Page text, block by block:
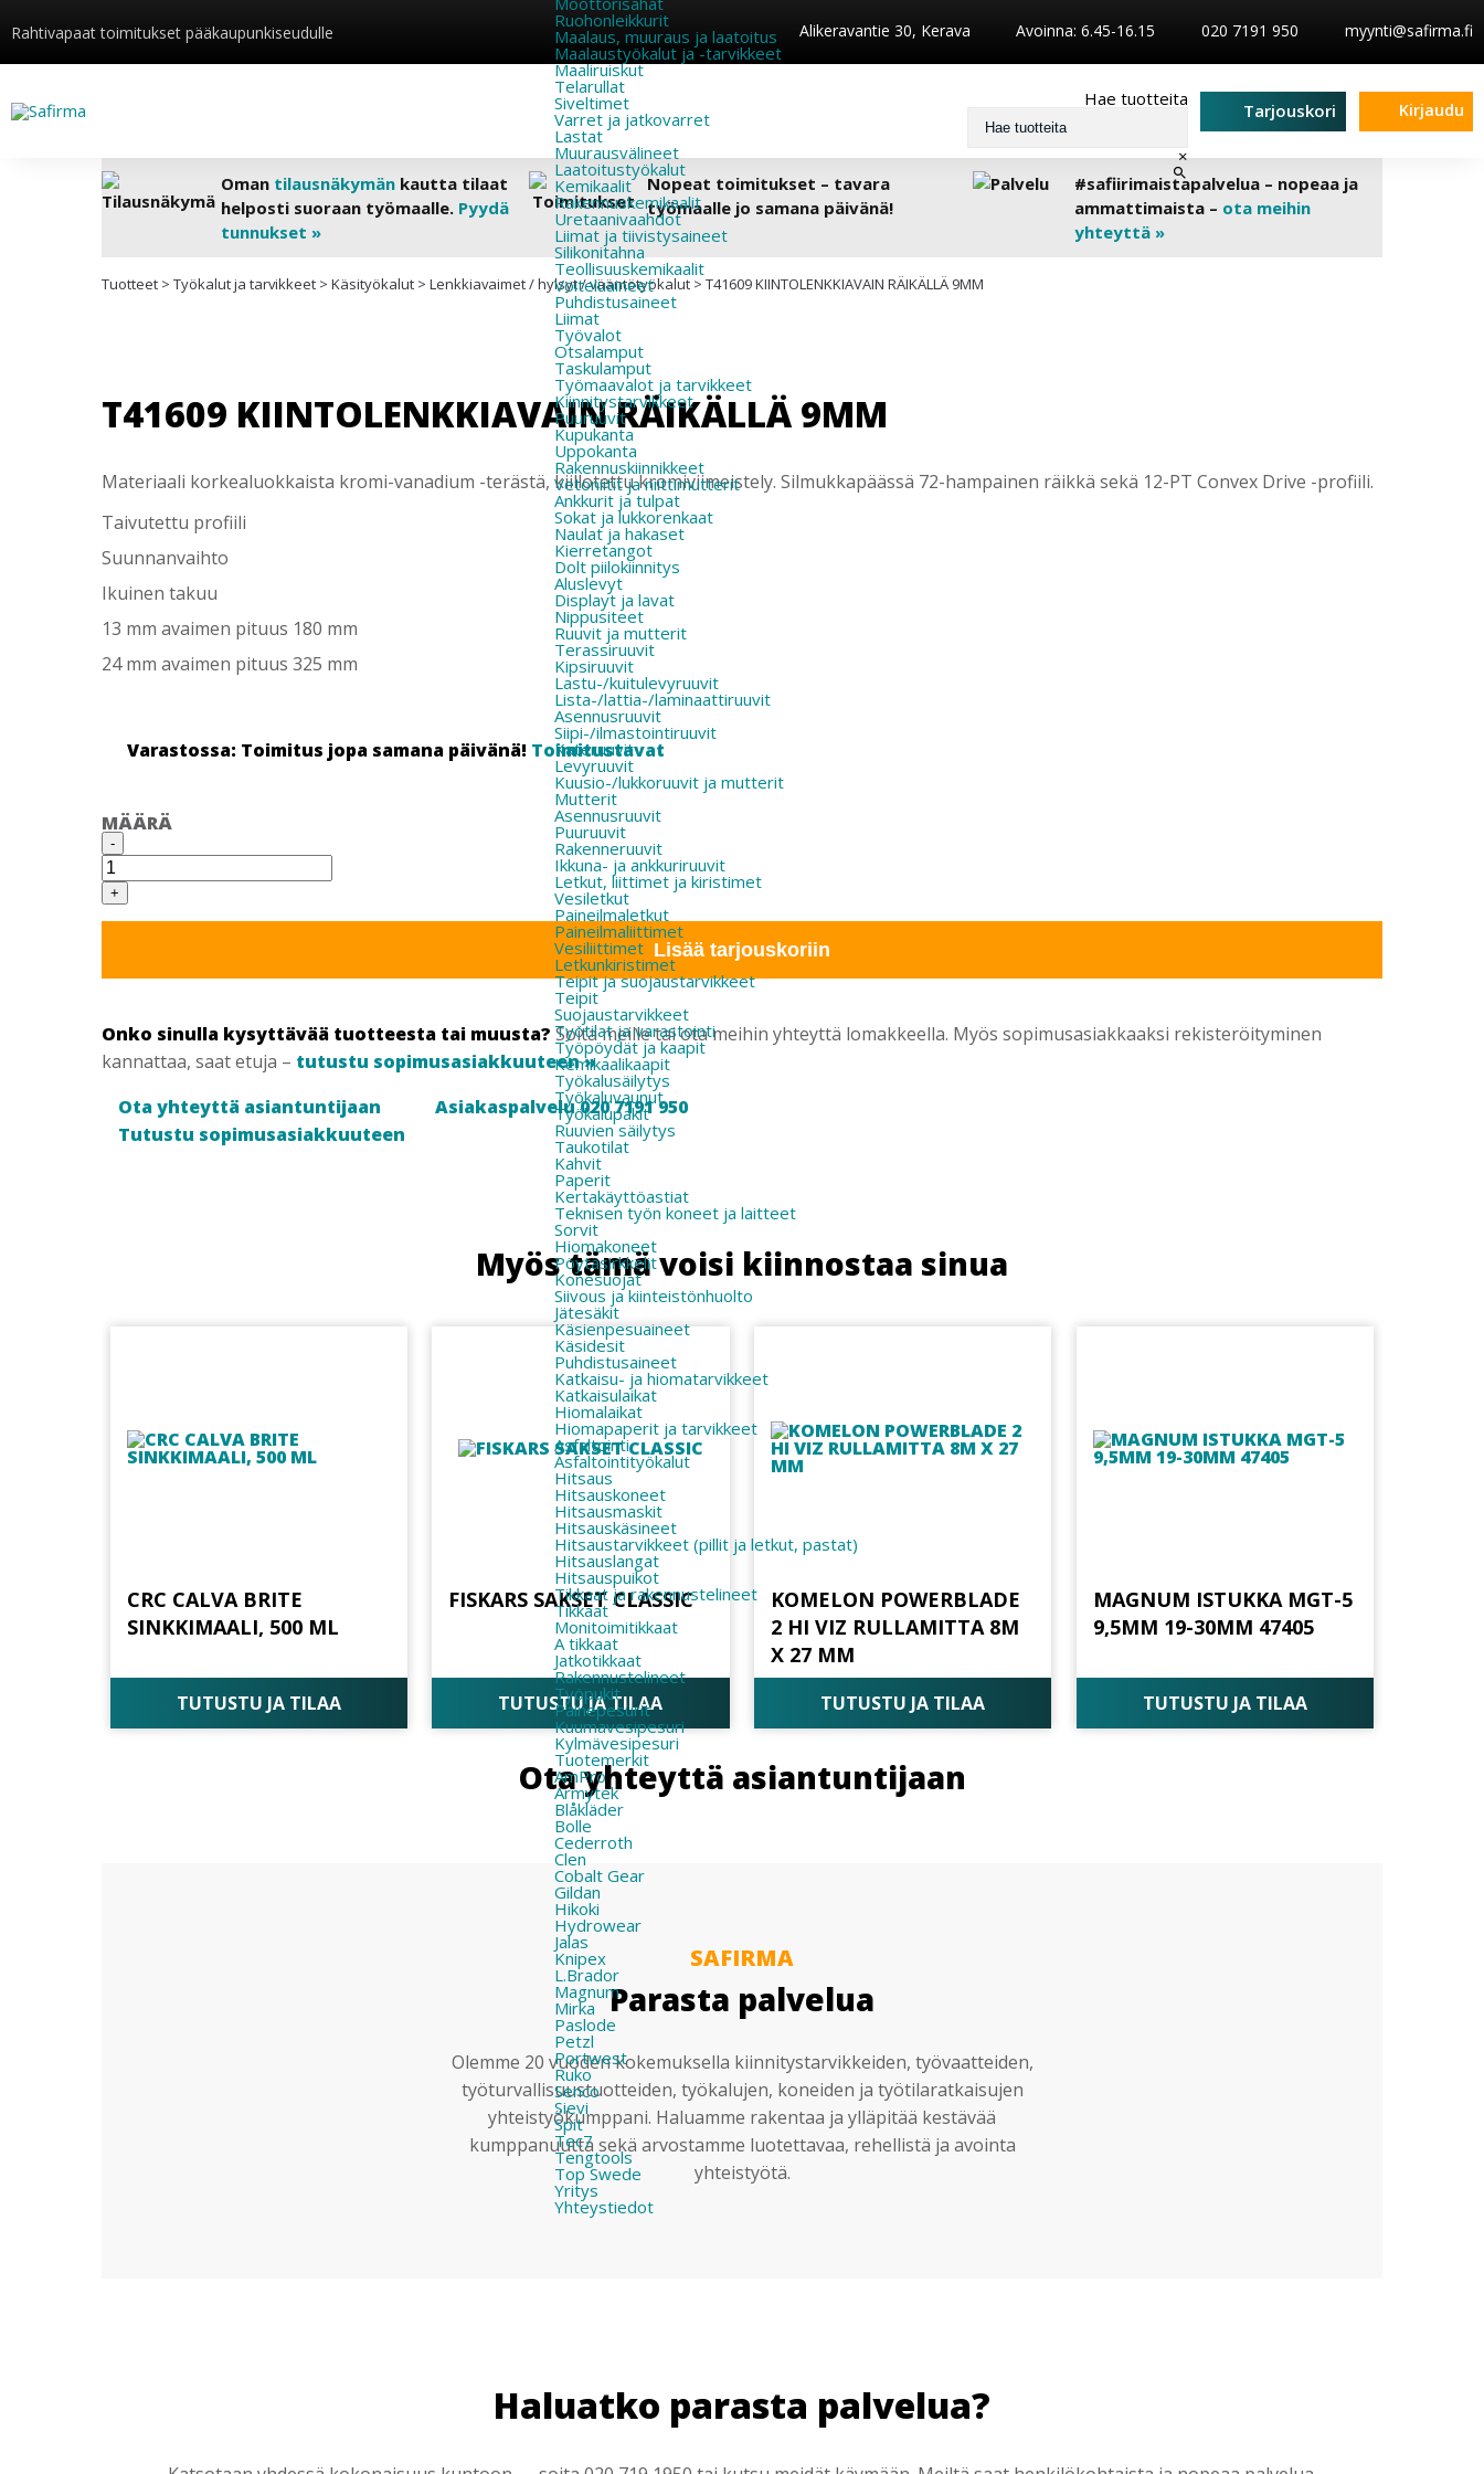
Rahtivapaat toimitukset pääkaupunkiseudulle Alikeravantie 30, Kerava Avoinna: 6.45-16.15 020 7191 950 myynti@safirma.fi
Ruohonleikkurit
Maalaus, muuraus ja laatoitus
Maalaustyökalut ja -tarvikkeet
Maaliruiskut
Telarullat
Siveltimet
Varret ja jatkovarret
Lastat
Muurausvälineet
Laatoitustyökalut
Kemikaalit
Rakennuskemikaalit
Uretaanivaahdot
Liimat ja tiivistysaineet
Silikonitahna
Teollisuuskemikaalit
Voiteluaineet
Puhdistusaineet
Liimat
Työvalot
Otsalamput
Taskulamput
Työmaavalot ja tarvikkeet
Kiinnitys­tarvikkeet
Puuruuvit
Kupukanta
Uppokanta
Rakennuskiinnikkeet
Vetoniitit ja niittimutterit
Ankkurit ja tulpat
Sokat ja lukkorenkaat
Naulat ja hakaset
Kierretangot
Dolt piilokiinnitys
Aluslevyt
Displayt ja lavat
Nippusiteet
Ruuvit ja mutterit
Terassiruuvit
Kipsiruuvit
Lastu-/kuitulevyruuvit
Lista-/lattia-/laminaattiruuvit
Asennusruuvit
Siipi-/ilmastointiruuvit
Kateruuvit
Levyruuvit
Kuusio-/lukkoruuvit ja mutterit
Mutterit
Asennusruuvit
Puuruuvit
Rakenneruuvit
Ikkuna- ja ankkuriruuvit
Letkut, liittimet ja kiristimet
Vesiletkut
Paineilmaletkut
Paineilmaliittimet
Vesiliittimet
Letkunkiristimet
Teipit ja suojaustarvikkeet
Teipit
Suojaustarvikkeet
Työtilat ja varastointi
Työpöydät ja kaapit
Kemikaalikaapit
Työkalusäilytys
Työkaluvaunut
Työkalupakit
Ruuvien säilytys
Taukotilat
Kahvit
Paperit
Kertakäyttöastiat
Teknisen työn koneet ja laitteet
Sorvit
Hiomakoneet
Pöytäsirkkelit
Konesuojat
Siivous ja kiinteistönhuolto
Jätesäkit
Käsienpesuaineet
Käsidesit
Puhdistusaineet
Katkaisu- ja hiomatarvikkeet
Katkaisulaikat
Hiomalaikat
Hiomapaperit ja tarvikkeet
Asfaltointi
Asfaltointityökalut
Hitsaus
Hitsauskoneet
Hitsausmaskit
Hitsauskäsineet
Hitsaustarvikkeet (pillit ja letkut, pastat)
Hitsauslangat
Hitsauspuikot
Tikkaat ja rakennustelineet
Tikkaat
Monitoimitikkaat
A tikkaat
Jatkotikkaat
Rakennustelineet
Työpukit
Painepesurit
Kuumavesipesuri
Kylmävesipesuri
Tuotemerkit
AmPro
Armytek
Blåkläder
Bolle
Cederroth
Clen
Cobalt Gear
Gildan
Hikoki
Hydrowear
Jalas
Knipex
L.Brador
Magnum
Mirka
Paslode
Petzl
Portwest
Ruko
Senco
Sievi
Spit
Tec7
Tengtools
Top Swede
Yritys
Yhteystiedot
Hae tuotteita
×
Tarjouskori Kirjaudu
Oman tilausnäkymänkautta tilaat
helposti suoraan työmaalle. Pyydä
tunnukset »
Nopeat toimitukset – tavara
työmaalle jo samana päivänä!
#safiirimaistapalvelua – nopeaa ja
ammattimaista – ota meihin
yhteyttä »
Tuotteet > Työkalut ja tarvikkeet > Käsityökalut > Lenkkiavaimet / hylsyt / vääntötyökalut > T41609 KIINTOLENKKIAVAIN RÄIKÄLLÄ 9MM
T41609 KIINTOLENKKIAVAIN RÄIKÄLLÄ 9MM
Materiaali korkealuokkaista kromi-vanadium -terästä, kiillotettu kromiviimeistely. Silmukkapäässä 72-hampainen räikkä sekä 12-PT Convex Drive -profiili.
Taivutettu profiili
Suunnanvaihto
Ikuinen takuu
13 mm avaimen pituus 180 mm
24 mm avaimen pituus 325 mm
Varastossa: Toimitus jopa samana päivänä! Toimitustavat
MÄÄRÄ
T41609
KIINTOLENKKIAVAIN
RÄIKÄLLÄ
9MM
määrä
-
+
Lisää tarjouskoriin
Onko sinulla kysyttävää tuotteesta tai muusta? Soita meille tai ota meihin yhteyttä lomakkeella. Myös sopimusasiakkaaksi rekisteröityminen
kannattaa, saat etuja – tutustu sopimusasiakkuuteen »
Ota yhteyttä asiantuntijaan
Asiakaspalvelu 020 7191 950
Tutustu sopimusasiakkuuteen
Myös tämä voisi kiinnostaa sinua
CRC CALVA BRITE
SINKKIMAALI, 500 ML
TUTUSTU JA TILAA
FISKARS SAKSET CLASSIC
TUTUSTU JA TILAA
KOMELON POWERBLADE
2 HI VIZ RULLAMITTA 8M
X 27 MM
TUTUSTU JA TILAA
MAGNUM ISTUKKA MGT-5
9,5MM 19-30MM 47405
TUTUSTU JA TILAA
Ota yhteyttä asiantuntijaan
SAFIRMA
Parasta palvelua
Olemme 20 vuoden kokemuksella kiinnitystarvikkeiden, työvaatteiden,
työturvallisuustuotteiden, työkalujen, koneiden ja työtilaratkaisujen
yhteistyökumppani. Haluamme rakentaa ja ylläpitää kestävää
kumppanuutta sekä arvostamme luotettavaa, rehellistä ja avointa
yhteistyötä.
Haluatko parasta palvelua?